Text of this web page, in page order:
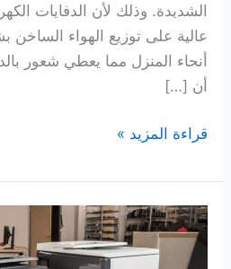
الشديدة. وذلك لأن الدفايات
عالية على توزيع الهواء
أنحاء المنزل مما يعطي شعور
أن […]
10
دفاية
كهربائية
لعام
2026
قراءة المزيد »